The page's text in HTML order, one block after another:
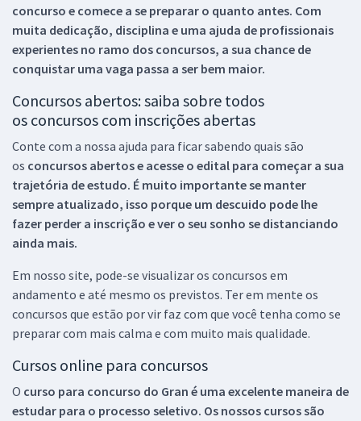
concurso e comece a se preparar o quanto antes. Com
muita dedicação, disciplina e uma ajuda de profissionais
experientes no ramo dos concursos, a sua chance de
conquistar uma vaga passa a ser bem maior.
Concursos abertos: saiba sobre todos
os concursos com inscrições abertas
Conte com a nossa ajuda para ficar sabendo quais são
os concursos abertos e acesse o edital para começar a sua
trajetória de estudo. É muito importante se manter
sempre atualizado, isso porque um descuido pode lhe
fazer perder a inscrição e ver o seu sonho se distanciando
ainda mais.
Em nosso site, pode-se visualizar os concursos em
andamento e até mesmo os previstos. Ter em mente os
concursos que estão por vir faz com que você tenha como se
preparar com mais calma e com muito mais qualidade.
Cursos online para concursos
O curso para concurso do Gran é uma excelente maneira de
estudar para o processo seletivo. Os nossos cursos são